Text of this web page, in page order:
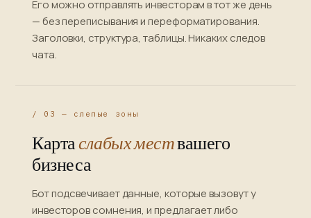
Его можно отправлять инвесторам в тот же день
— без переписывания и переформатирования.
Заголовки, структура, таблицы. Никаких следов
чата.
/ 03 — слепые зоны
Картаслабых мествашего
бизнеса
Бот подсвечивает данные, которые вызовут у
инвесторов сомнения, и предлагает либо